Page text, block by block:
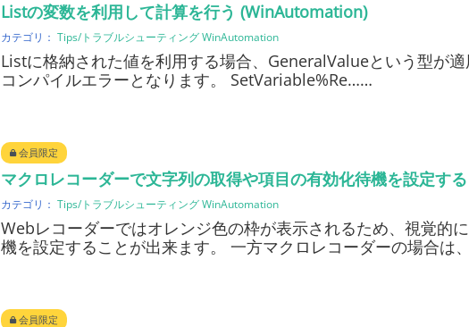
Listの変数を利用して計算を行う (WinAutomation)
カテゴリ： Tips/トラブルシューティングWinAutomation
Listに格納された値を利用する場合、GeneralValueという型が適
コンパイルエラーとなります。 SetVariable%Re……
会員限定
マクロレコーダーで文字列の取得や項目の有効化待機を設定す
カテゴリ： Tips/トラブルシューティングWinAutomation
Webレコーダーではオレンジ色の枠が表示されるため、視覚的
機を設定することが出来ます。 一方マクロレコーダーの場合は
会員限定